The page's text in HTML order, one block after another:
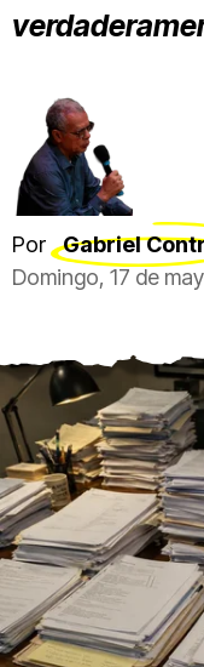
Por
Gabriel
Domingo, 17 de